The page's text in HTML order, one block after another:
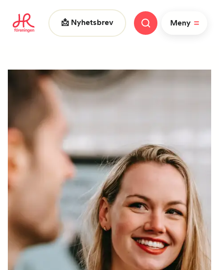
📩 Nyhetsbrev Meny
Vad letar du efter?
|
Nyheter Nätverk
HR dagarna